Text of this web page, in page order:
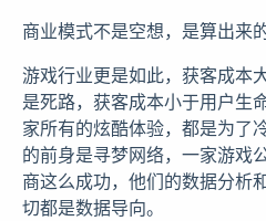
商业模式不是空想，是算出来的
游戏行业更是如此，获客成本
是死路，获客成本小于用户生
家所有的炫酷体验，都是为了
的前身是寻梦网络，一家游戏
商这么成功，他们的数据分析
切都是数据导向。